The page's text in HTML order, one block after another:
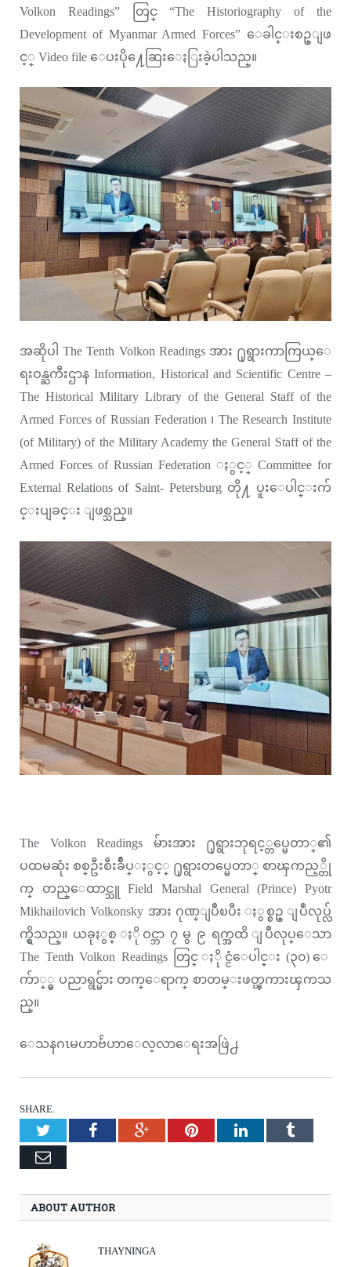
Volkon Readings” တြင္ “The Historiography of the
Development of Myanmar Armed Forces” ေခါင္းစဥ္ျဖ
င့္ Video file ေပးပို႔ေဆြးေႏြးခဲ့ပါသည္။
အဆိုပါ The Tenth Volkon Readings အား ႐ုရွားကာကြယ္ေ
ရးဝန္ႀကီးဌာန Information, Historical and Scientific Centre –
The Historical Military Library of the General Staff of the
Armed Forces of Russian Federation ၊ The Research Institute
(of Military) of the Military Academy the General Staff of the
Armed Forces of Russian Federation ႏွင့္ Committee for
External Relations of Saint- Petersburg တို႔ ပူးေပါင္းက်
င္းပျခင္း ျဖစ္သည္။
The Volkon Readings မ်ားအား ႐ုရွားဘုရင့္တပ္မေတာ္၏
ပထမဆုံး စစ္ဦးစီးခ်ဳပ္ႏွင့္ ႐ုရွားတပ္မေတာ္ စာၾကည့္တို
က္ တည္ေထာင္သူ Field Marshal General (Prince) Pyotr
Mikhailovich Volkonsky အား ဂုဏ္ျပဳၿပီး ႏွစ္စဥ္ ျပဳလုပ္လ်
က္ရွိသည္။ ယခုႏွစ္ ႏိုဝင္ဘာ ၇ မွ ၉ ရက္အထိ ျပဳလုပ္ေသာ
The Tenth Volkon Readings တြင္ ႏိုင္ငံေပါင္း (၃၀) ေ
က်ာ္္မွ ပညာရွင္မ်ား တက္ေရာက္ စာတမ္းဖတ္ၾကားၾကသ
ည္။
ေသနဂၤမဟာဗ်ဴဟာေလ့လာေရးအဖြဲ႕
SHARE.
TwitterFacebookGoogle+PinterestLinkedInTumblr
Email
ABOUT AUTHOR
THAYNINGA